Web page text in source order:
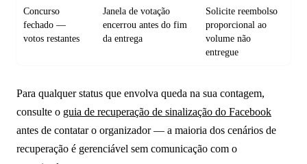
Concurso
fechado —
votos restantes
Janela de votação
encerrou antes do fim
da entrega
Solicite reembolso
proporcional ao
volume não
entregue
Para qualquer status que envolva queda na sua contagem,
consulte o guia de recuperação de sinalização do Facebook
antes de contatar o organizador — a maioria dos cenários de
recuperação é gerenciável sem comunicação com o